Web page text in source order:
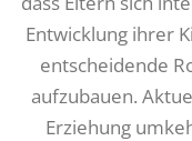
Entwicklung ihrer
entscheidende
aufzubauen.
Erziehung